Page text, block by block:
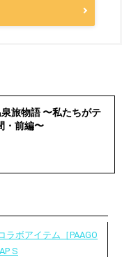
旅物語 〜私たちがテ
・前編〜
ラボアイテム［PAAGO
S